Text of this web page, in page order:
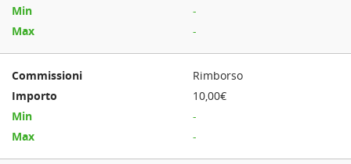
-
-
Rimborso
10,00€
-
-